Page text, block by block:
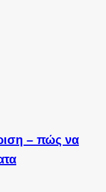
– πώς να